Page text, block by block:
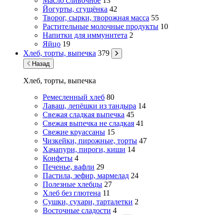
Йогурты, сгущёнка 42
Творог, сырки, творожная масса 55
Растительные молочные продукты 10
Напитки для иммунитета 2
Яйцо 19
Хлеб, торты, выпечка 379
Назад
Хлеб, торты, выпечка
Ремесленный хлеб 80
Лаваш, лепёшки из тандыра 14
Свежая сладкая выпечка 45
Свежая выпечка не сладкая 41
Свежие круассаны 15
Чизкейки, пирожные, торты 47
Хачапури, пироги, киши 14
Конфеты 4
Печенье, вафли 29
Пастила, зефир, мармелад 24
Полезные хлебцы 27
Хлеб без глютена 11
Сушки, сухари, тарталетки 2
Восточные сладости 4